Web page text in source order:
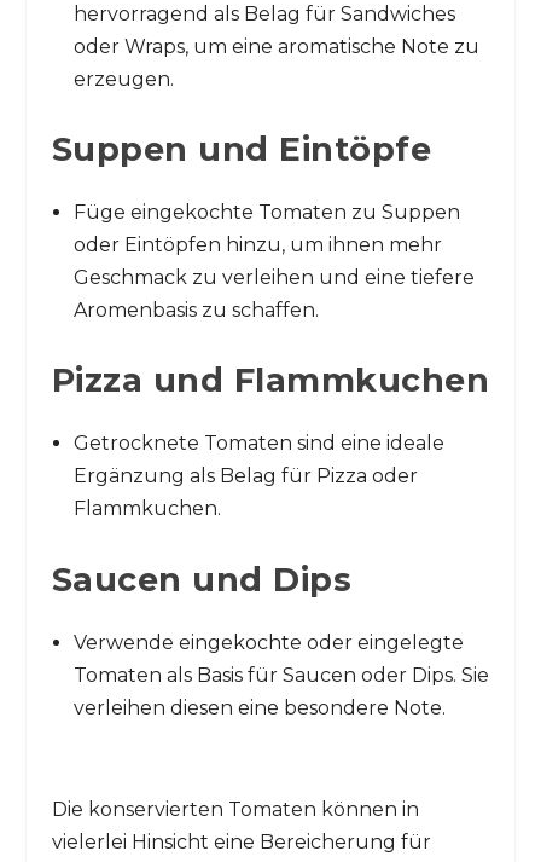
hervorragend als Belag für Sandwiches
oder Wraps, um eine aromatische Note zu
erzeugen.
Suppen und Eintöpfe
Füge eingekochte Tomaten zu Suppen
oder Eintöpfen hinzu, um ihnen mehr
Geschmack zu verleihen und eine tiefere
Aromenbasis zu schaffen.
Pizza und Flammkuchen
Getrocknete Tomaten sind eine ideale
Ergänzung als Belag für Pizza oder
Flammkuchen.
Saucen und Dips
Verwende eingekochte oder eingelegte
Tomaten als Basis für Saucen oder Dips. Sie
verleihen diesen eine besondere Note.
Die konservierten Tomaten können in
vielerlei Hinsicht eine Bereicherung für